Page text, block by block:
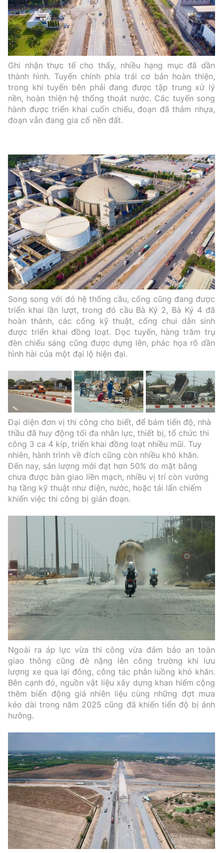
Ghi nhận thực tế cho thấy, nhiều hạng mục đã dần
thành hình. Tuyến chính phía trái cơ bản hoàn thiện,
trong khi tuyến bên phải đang được tập trung xử lý
nền, hoàn thiện hệ thống thoát nước. Các tuyến song
hành được triển khai cuốn chiếu, đoạn đã thảm nhựa,
đoạn vẫn đang gia cố nền đất.
Song song với đó hệ thống cầu, cống cũng đang được
triển khai lần lượt, trong đó cầu Bà Ký 2, Bà Ký 4 đã
hoàn thành, các cống kỹ thuật, cống chui dân sinh
được triển khai đồng loạt. Dọc tuyến, hàng trăm trụ
đèn chiếu sáng cũng được dựng lên, phác họa rõ dần
hình hài của một đại lộ hiện đại.
Đại diện đơn vị thi công cho biết, để bám tiến độ, nhà
thầu đã huy động tối đa nhân lực, thiết bị, tổ chức thi
công 3 ca 4 kíp, triển khai đồng loạt nhiều mũi. Tuy
nhiên, hành trình về đích cũng còn nhiều khó khăn.
Đến nay, sản lượng mới đạt hơn 50% do mặt bằng
chưa được bàn giao liền mạch, nhiều vị trí còn vướng
hạ tầng kỹ thuật như điện, nước, hoặc tái lấn chiếm
khiến việc thi công bị gián đoạn.
Ngoài ra áp lực vừa thi công vừa đảm bảo an toàn
giao thông cũng đè nặng lên công trường khi lưu
lượng xe qua lại đông, công tác phân luồng khó khăn.
Bên cạnh đó, nguồn vật liệu xây dựng khan hiếm cộng
thêm biến động giá nhiên liệu cùng những đợt mưa
kéo dài trong năm 2025 cũng đã khiến tiến độ bị ảnh
hưởng.